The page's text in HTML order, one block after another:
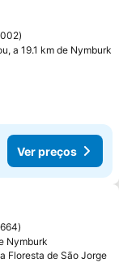
favoritos
a 19.1 km de Nymburk
Ver preços
favoritos
Nymburk
Floresta de São Jorge